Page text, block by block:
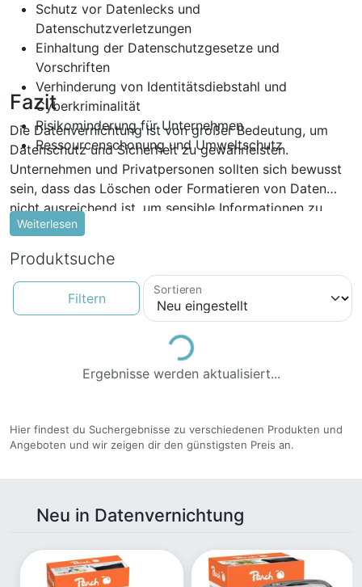
Schutz vor Datenlecks und
Datenschutzverletzungen
Einhaltung der Datenschutzgesetze und
Vorschriften
Verhinderung von Identitätsdiebstahl und
Cyberkriminalität
Risikominderung für Unternehmen
Ressourcenschonung und Umweltschutz
Fazit
Die Datenvernichtung ist von großer Bedeutung, um
Datenschutz und Sicherheit zu gewährleisten.
Unternehmen und Privatpersonen sollten sich bewusst
sein, dass das Löschen oder Formatieren von Daten
nicht ausreichend ist, um sensible Informationen zu
schützen. Durch die Verwendung geeigneter Methoden
vermieden werden.
Weiterlesen
Produktsuche
Filtern
Sortieren
Loading...
Ergebnisse werden aktualisiert...
Hier findest du Suchergebnisse zu verschiedenen Produkten und
Angeboten und wir zeigen dir den günstigsten Preis an.
Neu in Datenvernichtung